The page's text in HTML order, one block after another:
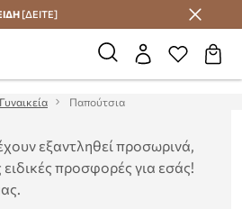
με το Answear Club
[ΔΕΙΤΕ]
Γυναικεία Παπούτσια
εξαντληθεί προσωρινά,
προσφορές για εσάς!